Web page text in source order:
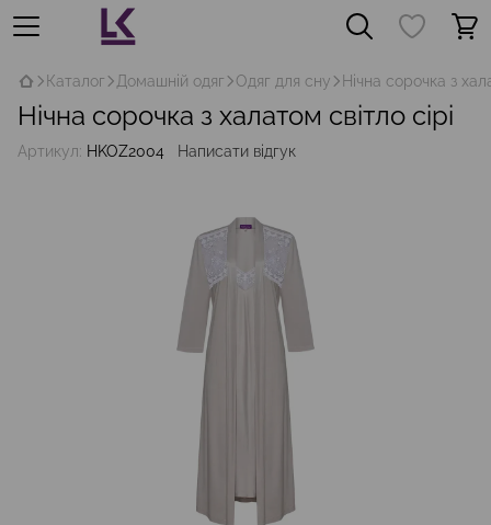
Каталог Домашній одяг Одяг для сну Нічна сорочка з
Нічна сорочка з халатом світло сірі
Артикул: HKOZ2004 Написати відгук